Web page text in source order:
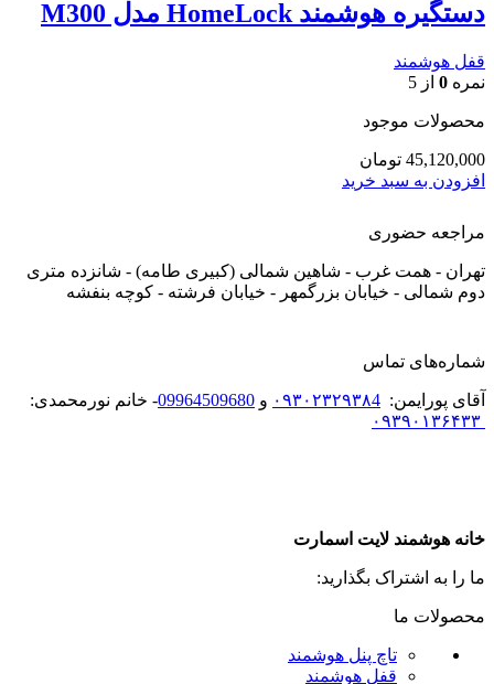
دستگیره هوشمند HomeLock مدل M300
قفل هوشمند
نمره 0 از 5
محصولات موجود
45,120,000 تومان
افزودن به سبد خرید
مراجعه حضوری
تهران - همت غرب - شاهین شمالی (کبیری طامه) - شانزده متری
دوم شمالی - خیابان بزرگمهر - خیابان فرشته - کوچه بنفشه
شماره‌های تماس
آقای پورایمن: ۰۹۳۰۲۳۲۹۳۸4 و 09964509680- خانم نورمحمدی:
خانه هوشمند لایت اسمارت
ما را به اشتراک بگذارید:
محصولات ما
تاچ پنل هوشمند
قفل هوشمند